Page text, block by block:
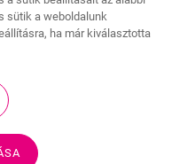
mindig történik valami.
sütik a weboldalunk
ha már kiválasztotta